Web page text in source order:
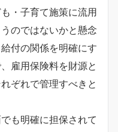
・子育て施策に流用
のではないかと懸念
付の関係を明確にす
雇用保険料を財源と
ぞれで管理すべきと
も明確に担保されて